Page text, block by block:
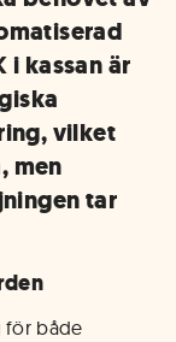
i kassan är
vilket
men
tar
för både